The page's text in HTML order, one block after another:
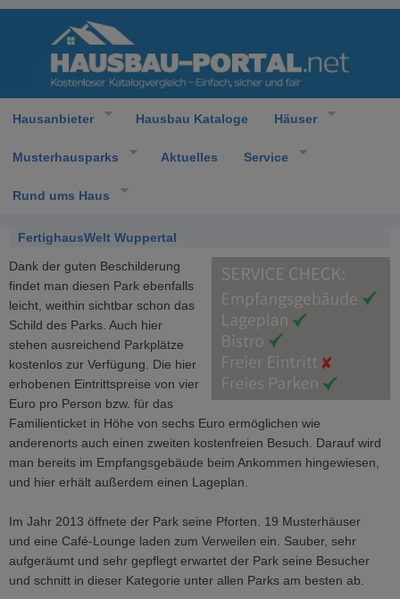
Hausanbieter Hausbau Kataloge Häuser
Musterhausparks Aktuelles Service
Rund ums Haus
FertighausWelt Wuppertal
Dank der guten Beschilderung
findet man diesen Park ebenfalls
leicht, weithin sichtbar schon das
Schild des Parks. Auch hier
stehen ausreichend Parkplätze
kostenlos zur Verfügung. Die hier
erhobenen Eintrittspreise von vier
Euro pro Person bzw. für das
Familienticket in Höhe von sechs Euro ermöglichen wie
anderenorts auch einen zweiten kostenfreien Besuch. Darauf wird
man bereits im Empfangsgebäude beim Ankommen hingewiesen,
und hier erhält außerdem einen Lageplan.
Im Jahr 2013 öffnete der Park seine Pforten. 19 Musterhäuser
und eine Café-Lounge laden zum Verweilen ein. Sauber, sehr
aufgeräumt und sehr gepflegt erwartet der Park seine Besucher
und schnitt in dieser Kategorie unter allen Parks am besten ab.